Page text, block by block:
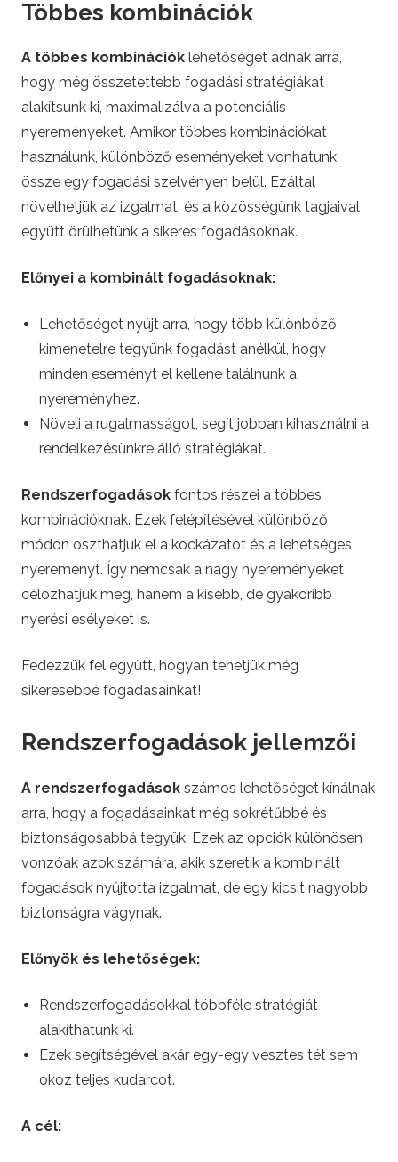
Többes kombinációk
A többes kombinációk lehetőséget adnak arra,
hogy még összetettebb fogadási stratégiákat
alakítsunk ki, maximalizálva a potenciális
nyereményeket. Amikor többes kombinációkat
használunk, különböző eseményeket vonhatunk
össze egy fogadási szelvényen belül. Ezáltal
növelhetjük az izgalmat, és a közösségünk tagjaival
együtt örülhetünk a sikeres fogadásoknak.
Előnyei a kombinált fogadásoknak:
Lehetőséget nyújt arra, hogy több különböző
kimenetelre tegyünk fogadást anélkül, hogy
minden eseményt el kellene találnunk a
nyereményhez.
Növeli a rugalmasságot, segít jobban kihasználni a
rendelkezésünkre álló stratégiákat.
Rendszerfogadások fontos részei a többes
kombinációknak. Ezek felépítésével különböző
módon oszthatjuk el a kockázatot és a lehetséges
nyereményt. Így nemcsak a nagy nyereményeket
célozhatjuk meg, hanem a kisebb, de gyakoribb
nyerési esélyeket is.
Fedezzük fel együtt, hogyan tehetjük még
sikeresebbé fogadásainkat!
Rendszerfogadások jellemzői
A rendszerfogadások számos lehetőséget kínálnak
arra, hogy a fogadásainkat még sokrétűbbé és
biztonságosabbá tegyük. Ezek az opciók különösen
vonzóak azok számára, akik szeretik a kombinált
fogadások nyújtotta izgalmat, de egy kicsit nagyobb
biztonságra vágynak.
Előnyök és lehetőségek:
Rendszerfogadásokkal többféle stratégiát
alakíthatunk ki.
Ezek segítségével akár egy-egy vesztes tét sem
okoz teljes kudarcot.
A cél: